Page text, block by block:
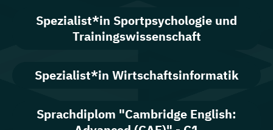
Spezialist*in Sportpsychologie und
Trainingswissenschaft
Spezialist*in Wirtschaftsinformatik
Sprachdiplom "Cambridge English: